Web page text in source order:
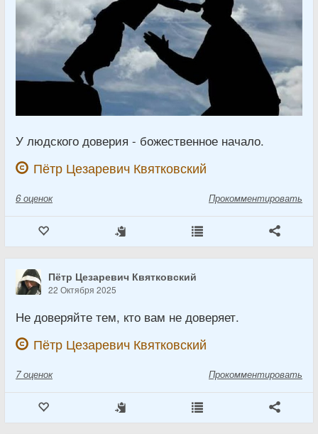
У людского доверия - божественное начало.
Пётр Цезаревич Квятковский
6 оценок Прокомментировать
Пётр Цезаревич Квятковский
22 Октября 2025
Не доверяйте тем, кто вам не доверяет.
Пётр Цезаревич Квятковский
7 оценок Прокомментировать